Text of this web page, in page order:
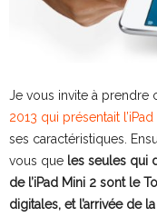
Je vous invite à prendre
2013 qui présentait l’iPad
ses caractéristiques.
vous que les seules qui
de l’iPad Mini 2 sont le
digitales, et l’arrivée de